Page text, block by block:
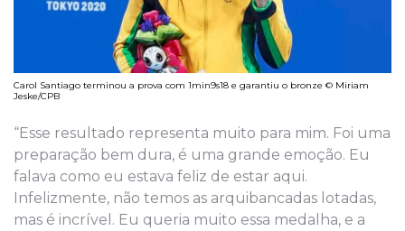
Carol Santiago terminou a prova com 1min9s18 e garantiu o bronze © Miriam
Jeske/CPB
“Esse resultado representa muito para mim. Foi uma
preparação bem dura, é uma grande emoção. Eu
falava como eu estava feliz de estar aqui.
Infelizmente, não temos as arquibancadas lotadas,
mas é incrível. Eu queria muito essa medalha, e a